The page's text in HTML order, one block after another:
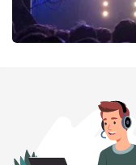
BESTEL NU